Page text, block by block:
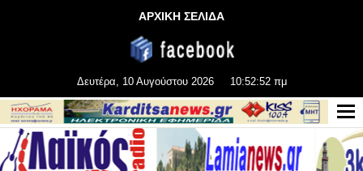
ΑΡΧΙΚΗ ΣΕΛΙΔΑ
Δευτέρα, 10 Αυγούστου 2026 10:52:53 πμ